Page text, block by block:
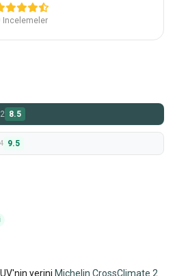
Incelemeler
8.5
9.5
yerini Michelin CrossClimate 2